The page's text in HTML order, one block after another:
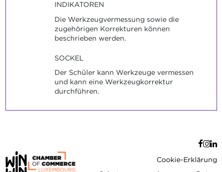
INDIKATOREN
Die Werkzeugvermessung sowie die
zugehörigen Korrekturen können
beschrieben werden.
SOCKEL
Der Schüler kann Werkzeuge vermessen
und kann eine Werkzeugkorrektur
durchführen.
Cookie-Erklärung